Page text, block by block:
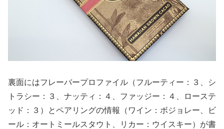
裏面にはフレーバープロファイル（フルーティー：３、シ
トラシー：３、ナッティ：４、ファッジー：４、ローステ
ッド：３）とペアリングの情報（ワイン：ボジョレー、ビ
ール：オートミールスタウト、リカー：ウイスキー）が書